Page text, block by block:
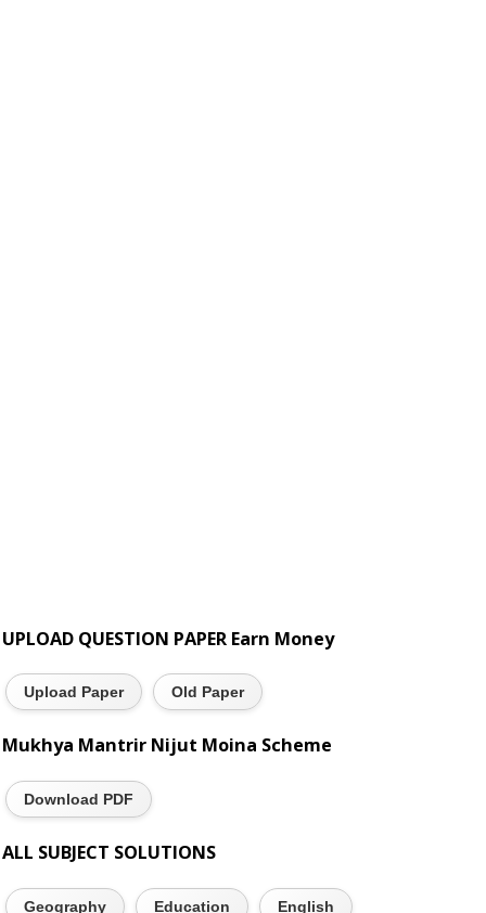
UPLOAD QUESTION PAPER Earn Money
Upload Paper Old Paper
Mukhya Mantrir Nijut Moina Scheme
Download PDF
ALL SUBJECT SOLUTIONS
Geography Education English